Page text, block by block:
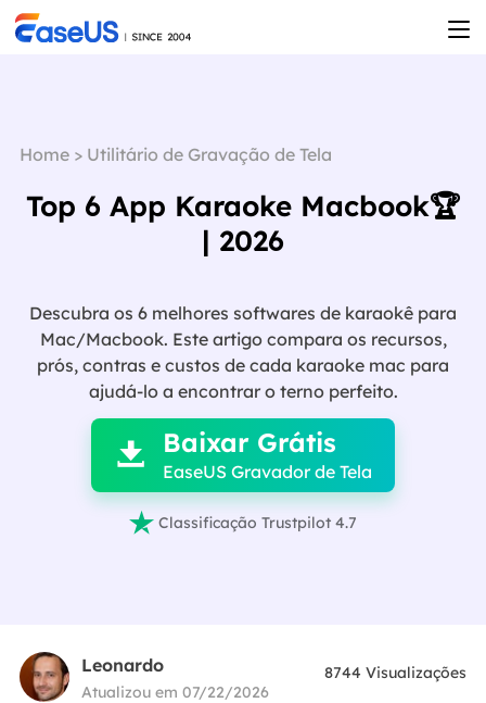
Home> Utilitário de Gravação de Tela
Top 6 App Karaoke Macbook🏆
| 2026
Descubra os 6 melhores softwares de karaokê para
Mac/Macbook. Este artigo compara os recursos,
prós, contras e custos de cada karaoke mac para
ajudá-lo a encontrar o terno perfeito.

 Baixar Grátis
EaseUS Gravador de Tela
 Classificação Trustpilot 4.7
Leonardo
Atualizou em 07/22/2026
8744 Visualizações